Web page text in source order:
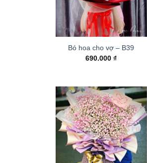
Bó hoa cho vợ – B39
690.000₫